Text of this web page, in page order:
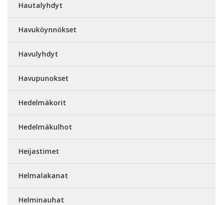
Hautalyhdyt
Havuköynnökset
Havulyhdyt
Havupunokset
Hedelmäkorit
Hedelmäkulhot
Heijastimet
Helmalakanat
Helminauhat